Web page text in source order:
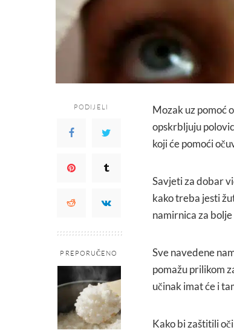
PODIJELI
PREPORUČENO
Mozak uz pomoć
opskrbljuju
koji će pomoći
Savjeti za dobar
kako treba jesti
namirnica za
Sve navedene
pomažu prilikom
učinak imat će i
Kako bi zaštitili